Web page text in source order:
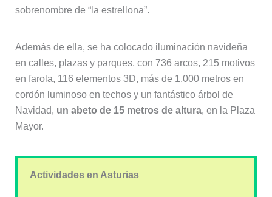
sobrenombre de “la estrellona”.
Además de ella, se ha colocado iluminación navideña
en calles, plazas y parques, con 736 arcos, 215 motivos
en farola, 116 elementos 3D, más de 1.000 metros en
cordón luminoso en techos y un fantástico árbol de
Navidad, un abeto de 15 metros de altura, en la Plaza
Mayor.
Actividades en Asturias